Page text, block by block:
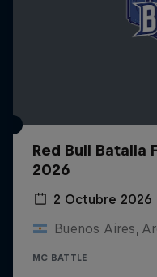
Red Bull Batalla
2026
2 Octubre 2026
Buenos Aires,
MC BATTLE